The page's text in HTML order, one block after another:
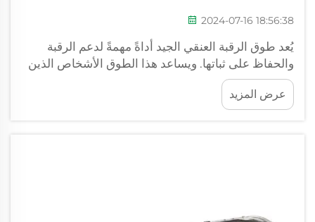
2024-07-16 18:56:38
يُعد طوق الرقبة العنقي الجيد أداةً مهمةً لدعم الرقبة
والحفاظ على ثباتها. ويساعد هذا الطوق الأشخاص الذين
يعانون من إصابات أو آلام في الرقبة. وفي شركة شييه
الجودة تجعل الحياة أسهل وأكثر أمانًا. ويقوم هذا الطوق
عرض المزيد